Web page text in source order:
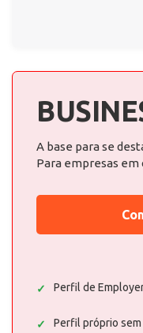
A base para se
Para empresas
Perfil de
Perfil próprio